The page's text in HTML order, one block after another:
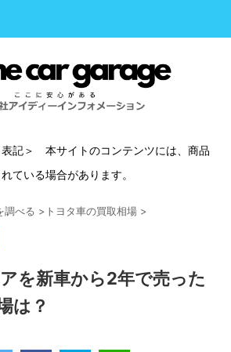
表記＞ 本サイトのコンテンツには、商品
ている場合があります。
調べる > トヨタ車の買取相場 >
を新車から2年で売った
は？